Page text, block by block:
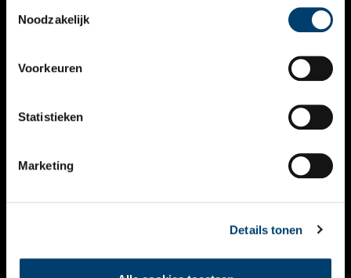
Noodzakelijk
Voorkeuren
Statistieken
Marketing
Details tonen
VERHALEN
KALENDER
THEMA’S
VIDEO’S
CONTACT